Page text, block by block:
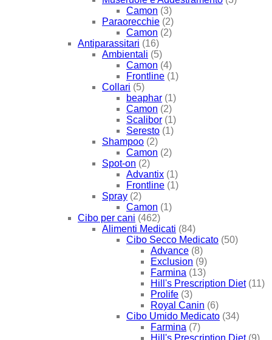
Camon (3)
Paraorecchie (2)
Camon (2)
Antiparassitari (16)
Ambientali (5)
Camon (4)
Frontline (1)
Collari (5)
beaphar (1)
Camon (2)
Scalibor (1)
Seresto (1)
Shampoo (2)
Camon (2)
Spot-on (2)
Advantix (1)
Frontline (1)
Spray (2)
Camon (1)
Cibo per cani (462)
Alimenti Medicati (84)
Cibo Secco Medicato (50)
Advance (8)
Exclusion (9)
Farmina (13)
Hill's Prescription Diet (11)
Prolife (3)
Royal Canin (6)
Cibo Umido Medicato (34)
Farmina (7)
Hill's Prescription Diet (9)